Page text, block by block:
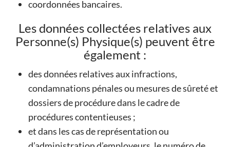
coordonnées bancaires.
Les données collectées relatives aux
Personne(s) Physique(s) peuvent être
également :
des données relatives aux infractions,
condamnations pénales ou mesures de sûreté et
dossiers de procédure dans le cadre de
procédures contentieuses ;
et dans les cas de représentation ou